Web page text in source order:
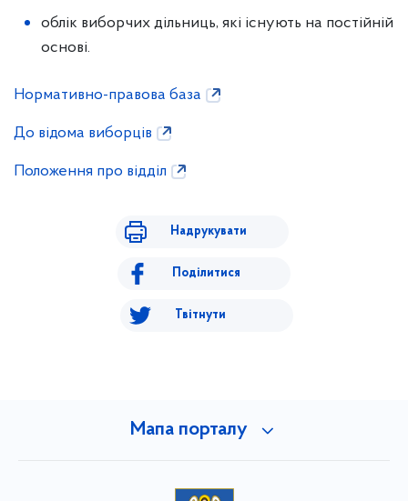
облік виборчих дільниць, які існують на постійній
основі.
Нормативно-правова база
До відома виборців
Положення про відділ
Надрукувати
Поділитися
Твітнути
Мапа порталу